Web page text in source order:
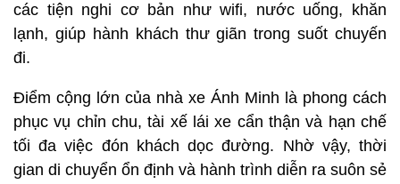
các tiện nghi cơ bản như wifi, nước uống, khăn
lạnh, giúp hành khách thư giãn trong suốt chuyến
đi.
Điểm cộng lớn của nhà xe Ánh Minh là phong cách
phục vụ chỉn chu, tài xế lái xe cẩn thận và hạn chế
tối đa việc đón khách dọc đường. Nhờ vậy, thời
gian di chuyển ổn định và hành trình diễn ra suôn sẻ